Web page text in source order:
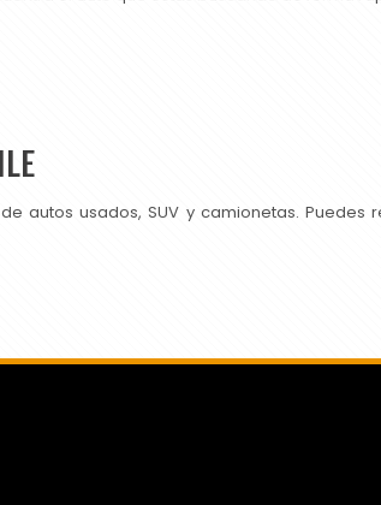
autos usados, SUV y camionetas.